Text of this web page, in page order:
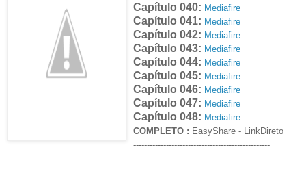
Capítulo 040: Mediafire
Capítulo 041: Mediafire
Capítulo 042: Mediafire
Capítulo 043: Mediafire
Capítulo 044: Mediafire
Capítulo 045: Mediafire
Capítulo 046: Mediafire
Capítulo 047: Mediafire
Capítulo 048: Mediafire
COMPLETO : EasyShare - LinkDireto
--------------------------------------------------